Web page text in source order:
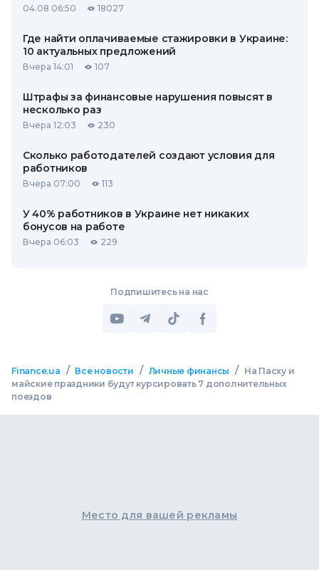
04.08 06:50 18027
Где найти оплачиваемые стажировки в Украине:
10 актуальных предложений
Вчера 14:01 107
Штрафы за финансовые нарушения повысят в
несколько раз
Вчера 12:03 230
Сколько работодателей создают условия для
работников
Вчера 07:00 113
У 40% работников в Украине нет никаких
бонусов на работе
Вчера 06:03 229
Подпишитесь на нас
Finance.ua / Все новости / Личные финансы /
На Пасху и
майские праздники будут курсировать 7 дополнительных
поездов
Место для вашей рекламы